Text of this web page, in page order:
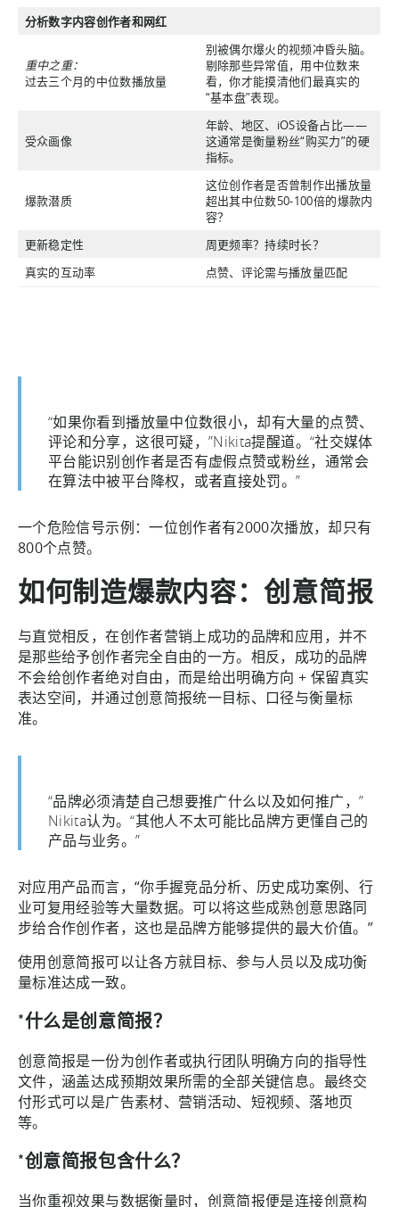
分析数字内容创作者和网红
重中之重：
过去三个月的中位数播放量
别被偶尔爆火的视频冲昏头脑。
剔除那些异常值，用中位数来
看，你才能摸清他们最真实的
“基本盘”表现。
受众画像
年龄、地区、iOS设备占比——
这通常是衡量粉丝“购买力”的硬
指标。
爆款潜质
这位创作者是否曾制作出播放量
超出其中位数50-100倍的爆款内
容？
更新稳定性
周更频率？持续时长？
真实的互动率
点赞、评论需与播放量匹配
“如果你看到播放量中位数很小，却有大量的点赞、
评论和分享，这很可疑，”Nikita提醒道。“社交媒体
平台能识别创作者是否有虚假点赞或粉丝，通常会
在算法中被平台降权，或者直接处罚。”
一个危险信号示例：一位创作者有2000次播放，却只有
800个点赞。
如何制造爆款内容：创意简报
与直觉相反，在创作者营销上成功的品牌和应用，并不
是那些给予创作者完全自由的一方。相反，成功的品牌
不会给创作者绝对自由，而是给出明确方向 + 保留真实
表达空间，并通过创意简报统一目标、口径与衡量标
准。
“品牌必须清楚自己想要推广什么以及如何推广，”
Nikita认为。“其他人不太可能比品牌方更懂自己的
产品与业务。”
对应用产品而言，“你手握竞品分析、历史成功案例、行
业可复用经验等大量数据。可以将这些成熟创意思路同
步给合作创作者，这也是品牌方能够提供的最大价值。”
使用创意简报可以让各方就目标、参与人员以及成功衡
量标准达成一致。
*什么是创意简报？
创意简报是一份为创作者或执行团队明确方向的指导性
文件，涵盖达成预期效果所需的全部关键信息。最终交
付形式可以是广告素材、营销活动、短视频、落地页
等。
*创意简报包含什么？
当你重视效果与数据衡量时，创意简报便是连接创意构